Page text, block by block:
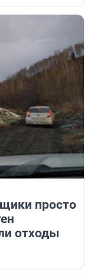
просто
отходы